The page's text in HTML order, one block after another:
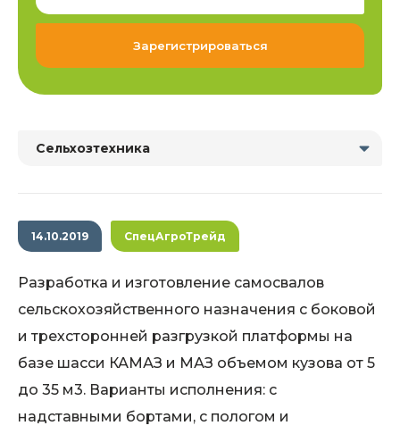
Зарегистрироваться
Сельхозтехника
14.10.2019 СпецАгроТрейд
Разработка и изготовление самосвалов
сельскохозяйственного назначения с боковой
и трехсторонней разгрузкой платформы на
базе шасси КАМАЗ и МАЗ объемом кузова от 5
до 35 м3. Варианты исполнения: с
надставными бортами, с пологом и